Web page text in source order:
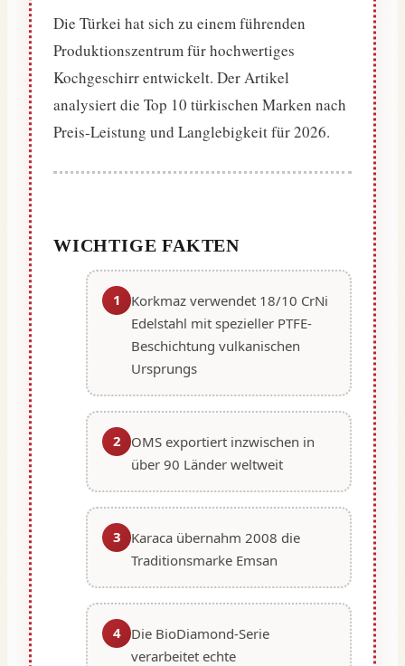
Die Türkei hat sich zu einem führenden
Produktionszentrum für hochwertiges
Kochgeschirr entwickelt. Der Artikel
analysiert die Top 10 türkischen Marken nach
Preis-Leistung und Langlebigkeit für 2026.
WICHTIGE FAKTEN
1
Korkmaz verwendet 18/10 CrNi
Edelstahl mit spezieller PTFE-
Beschichtung vulkanischen
Ursprungs
2
OMS exportiert inzwischen in
über 90 Länder weltweit
3
Karaca übernahm 2008 die
Traditionsmarke Emsan
4
Die BioDiamond-Serie
verarbeitet echte